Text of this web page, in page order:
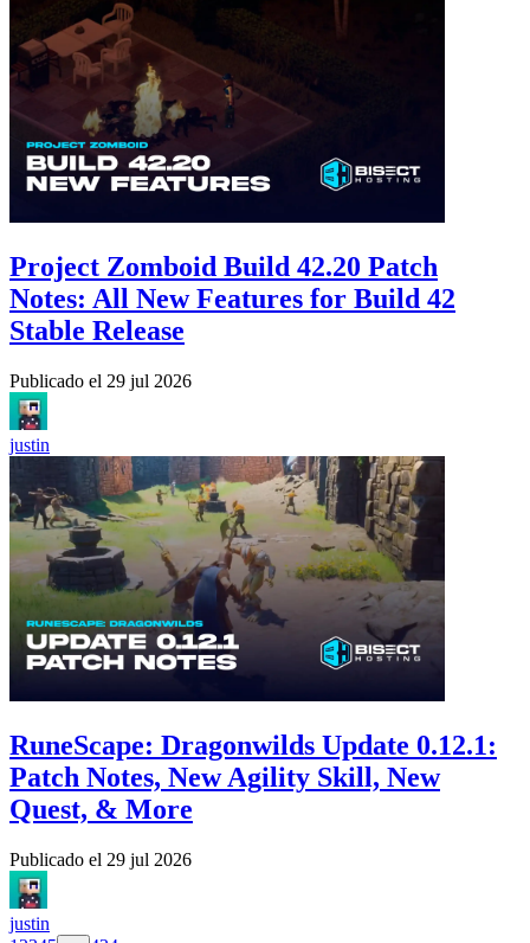
Project Zomboid Build 42.20 Patch
Notes: All New Features for Build 42
Stable Release
Publicado el 29 jul 2026
justin
RuneScape: Dragonwilds Update 0.12.1:
Patch Notes, New Agility Skill, New
Quest, & More
Publicado el 29 jul 2026
justin